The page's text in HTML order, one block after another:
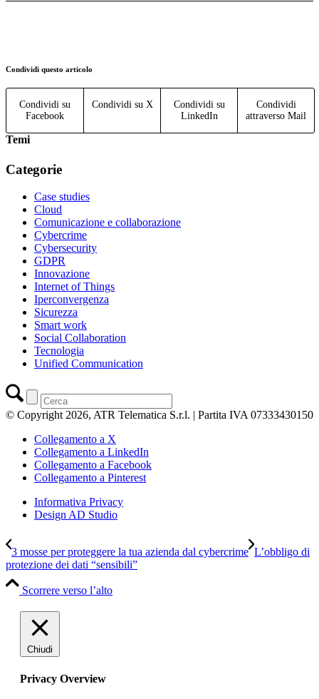
Condividi questo articolo
Condividi su
Facebook
Condividi su X
Condividi su
LinkedIn
Condividi
attraverso Mail
Temi
Categorie
Case studies
Cloud
Comunicazione e collaborazione
Cybercrime
Cybersecurity
GDPR
Innovazione
Internet of Things
Iperconvergenza
Sicurezza
Smart work
Social Collaboration
Tecnologia
Unified Communication
© Copyright 2026, ATR Telematica S.r.l. | Partita IVA 07333430150
Collegamento a X
Collegamento a LinkedIn
Collegamento a Facebook
Collegamento a Pinterest
Informativa Privacy
Design AD Studio
3 mosse per proteggere la tua azienda dal cybercrime L’obbligo di
protezione dei dati “sensibili”
Scorrere verso l’alto
Chiudi
Privacy Overview